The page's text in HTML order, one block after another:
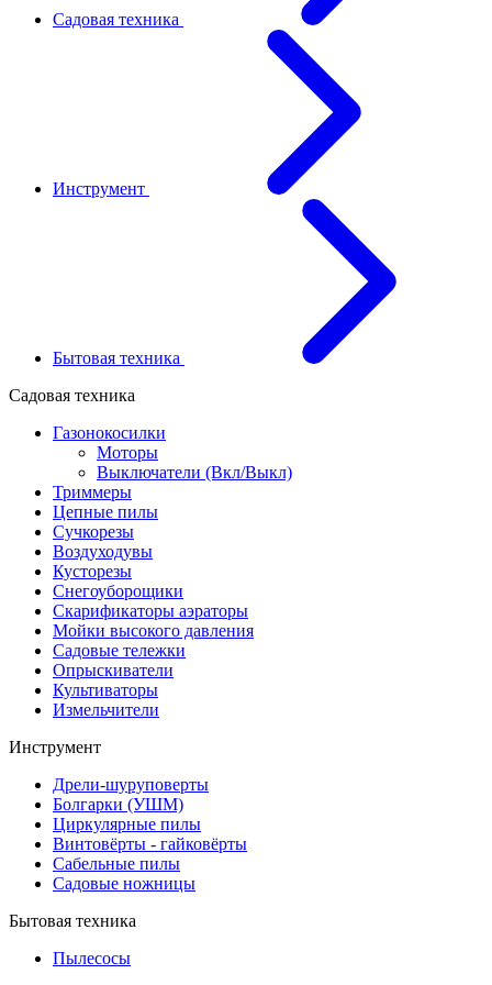
Садовая техника
Инструмент
Бытовая техника
Садовая техника
Газонокосилки
Моторы
Выключатели (Вкл/Выкл)
Триммеры
Цепные пилы
Cучкорезы
Воздуходувы
Кусторезы
Снегоуборощики
Скарификаторы аэраторы
Мойки высокого давления
Садовые тележки
Опрыскиватели
Культиваторы
Измельчители
Инструмент
Дрели-шуруповерты
Болгарки (УШМ)
Циркулярные пилы
Винтовёрты - гайковёрты
Сабельные пилы
Садовые ножницы
Бытовая техника
Пылесосы